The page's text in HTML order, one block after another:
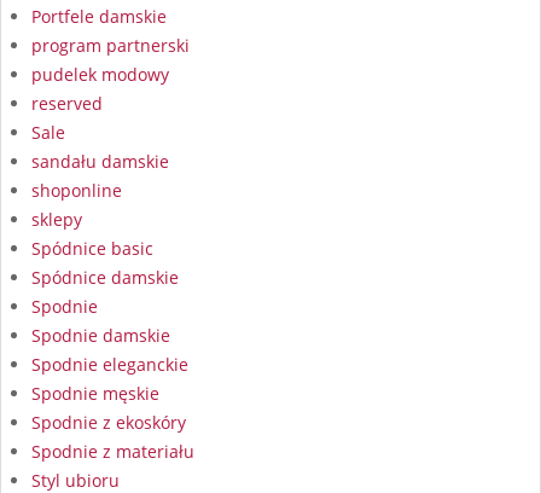
Portfele damskie
program partnerski
pudelek modowy
reserved
Sale
sandału damskie
shoponline
sklepy
Spódnice basic
Spódnice damskie
Spodnie
Spodnie damskie
Spodnie eleganckie
Spodnie męskie
Spodnie z ekoskóry
Spodnie z materiału
Styl ubioru